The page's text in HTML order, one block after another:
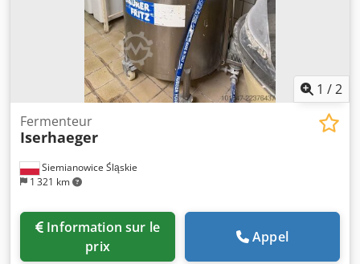
1 /2
Siemianowice Śląskie
1 321 km
Fermenteur
Iserhaeger
prix
Appel